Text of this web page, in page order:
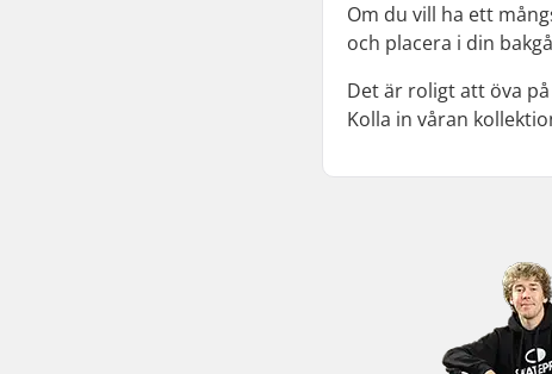
Om du vill ha ett
och placera i din
Det är roligt att öva
Kolla in våran